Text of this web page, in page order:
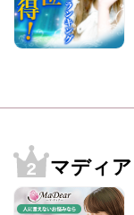
マディア